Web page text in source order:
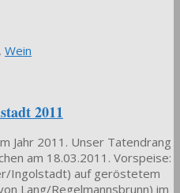
, Wein
2011
Jahr 2011. Unser Tatendrang
am 18.03.2011. Vorspeise:
Ingolstadt) auf geröstetem
Lang/Regelmannsbrunn) im